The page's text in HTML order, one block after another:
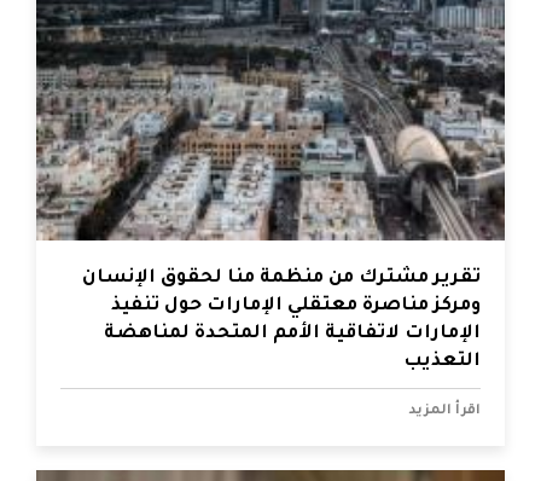
تقرير مشترك من منظمة منّا لحقوق الإنسان
ومركز مناصرة معتقلي الإمارات حول تنفيذ
الإمارات لاتفاقية الأمم المتحدة لمناهضة
التعذيب
اقرأ المزيد